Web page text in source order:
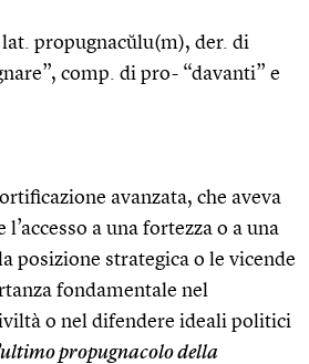
lat. propugnacŭlu(m), der. di
comp. di pro- “davanti” e
avanzata, che aveva
a una fortezza o a una
posizione strategica o le vicende
fondamentale nel
o nel difendere ideali politici
propugnacolo della